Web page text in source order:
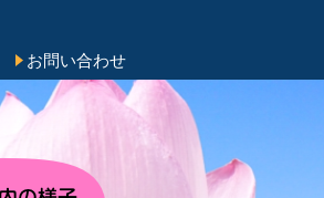
お問い合わせ